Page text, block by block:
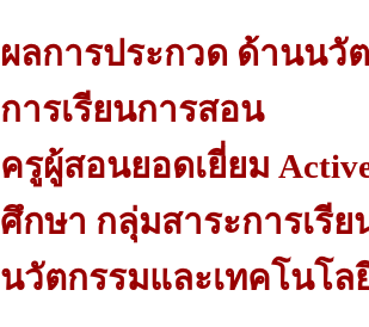
ผลการประกวด ด้านนวั
การเรียนการสอน
ครูผู้สอนยอดเยี่ยม
ศึกษา กลุ่มสาระการเรี
นวัตกรรมและเทคโนโล